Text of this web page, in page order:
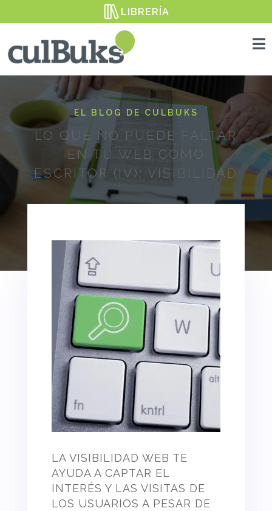
LIBRERÍA

EL BLOG DE CULBUKS
LO QUE NO PUEDE FALTAR
EN TU WEB COMO
ESCRITOR (IV): VISIBILIDAD
LA VISIBILIDAD WEB TE
AYUDA A CAPTAR EL
INTERÉS Y LAS VISITAS DE
LOS USUARIOS A PESAR DE